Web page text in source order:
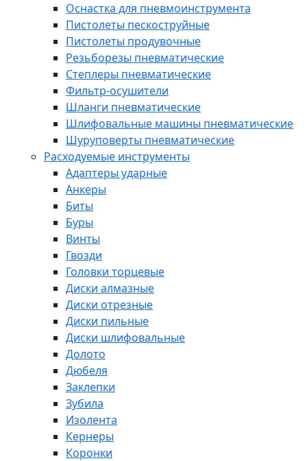
Оснастка для пневмоинструмента
Пистолеты пескоструйные
Пистолеты продувочные
Резьборезы пневматические
Степлеры пневматические
Фильтр-осушители
Шланги пневматические
Шлифовальные машины пневматические
Шуруповерты пневматические
Расходуемые инструменты
Адаптеры ударные
Анкеры
Биты
Буры
Винты
Гвозди
Головки торцевые
Диски алмазные
Диски отрезные
Диски пильные
Диски шлифовальные
Долото
Дюбеля
Заклепки
Зубила
Изолента
Кернеры
Коронки